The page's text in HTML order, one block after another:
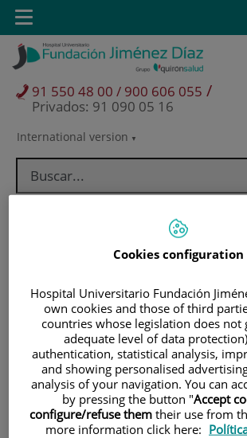
Saltar al contenido
Saltar
contenido
Selector
idioma
International version
91 550 48 00 / 900 606 055 /
Privados: 91 090 05 16
Toggle
navigation
Pacientes y visitantes
Cookies configuration
Hospital Universitario Fundación
own cookies and those of third
countries whose legislation does not
adequate level of data
authentication, statistical analysis,
and showing personalised
analysis of your navigation. You can
by pressing the button "Accept
configure/refuse them their use from
more information click here: